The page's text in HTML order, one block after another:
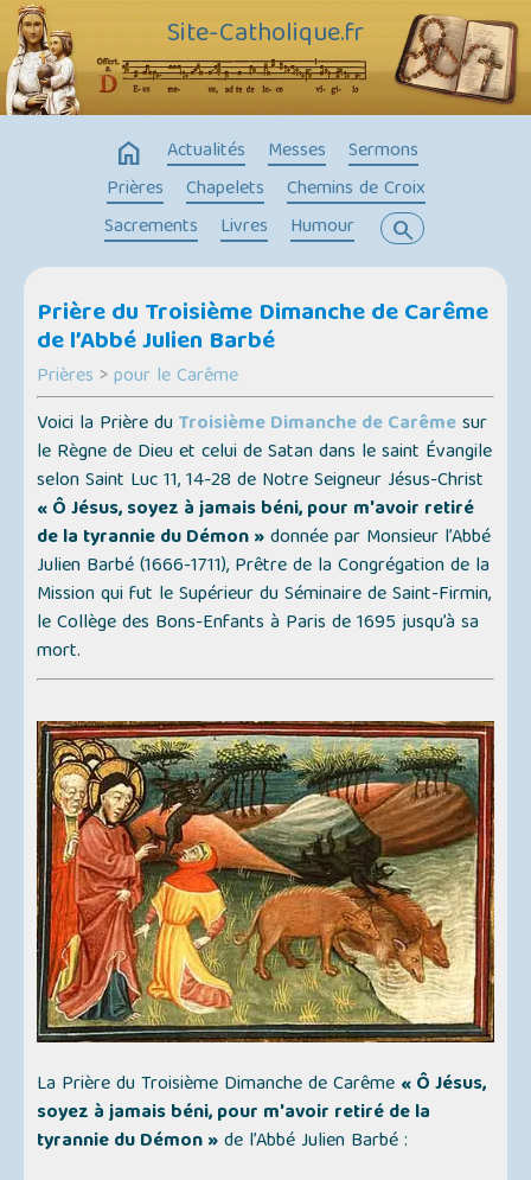
Site-Catholique.fr
home Actualités Messes
Sermons
Prières
Chapelets
Chemins de Croix
Sacrements
Livres Humour search
Prière du Troisième Dimanche de Carême
de l’Abbé Julien Barbé
Prières >pour le Carême
Voici la Prière duTroisième Dimanche de Carêmesur
le Règne de Dieu et celui de Satan dans le saint Évangile
selon Saint Luc 11, 14-28 de Notre Seigneur Jésus-Christ
« Ô Jésus, soyez à jamais béni, pour m'avoir retiré
de la tyrannie du Démon »donnée par Monsieur l’Abbé
Julien Barbé (1666-1711), Prêtre de la Congrégation de la
Mission qui fut le Supérieur du Séminaire de Saint-Firmin,
le Collège des Bons-Enfants à Paris de 1695 jusqu’à sa
mort.
La Prière du Troisième Dimanche de Carême « Ô Jésus,
soyez à jamais béni, pour m'avoir retiré de la
tyrannie du Démon »de l’Abbé Julien Barbé :